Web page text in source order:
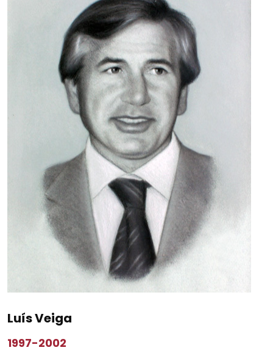
Luís Veiga
1997-2002